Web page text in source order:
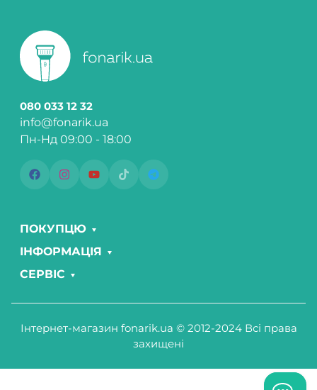
080 033 12 32
info@fonarik.ua
Пн-Нд 09:00 - 18:00
ПОКУПЦЮ
ІНФОРМАЦІЯ
СЕРВІС
Інтернет-магазин fonarik.ua © 2012-2024 Всі права
захищені